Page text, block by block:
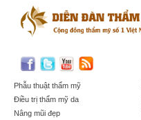
Phẫu thuật thẩm mỹ
Điều trị thẩm mỹ da
Nâng mũi đẹp